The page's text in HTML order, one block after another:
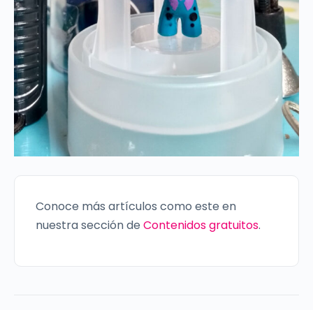
Conoce más artículos como este en
nuestra sección de Contenidos gratuitos.